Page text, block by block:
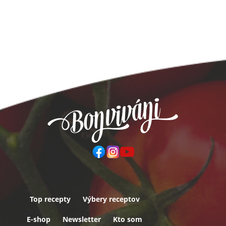
Top recepty Výbery receptov
E-shop Newsletter Kto som